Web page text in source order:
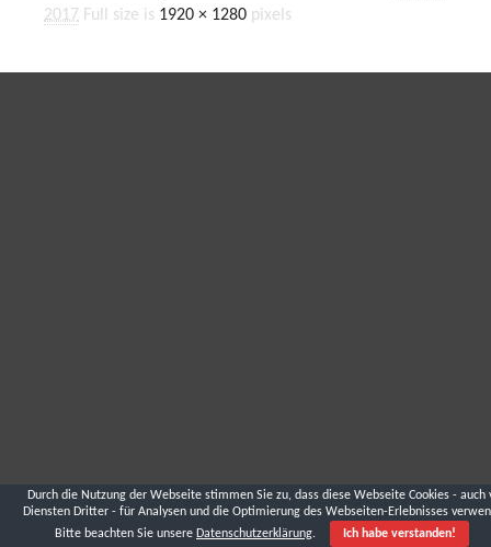
2017 Full size is 1920 × 1280 pixels
Durch die Nutzung der Webseite stimmen Sie zu, dass diese Webseite Cookies - auch
Diensten Dritter - für Analysen und die Optimierung des Webseiten-Erlebnisses
Bitte beachten Sie unsere Datenschutzerklärung. Ich habe verstanden!